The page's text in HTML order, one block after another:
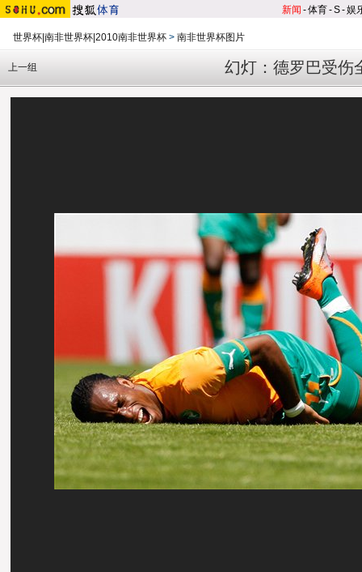
新闻 -体育-S-娱
世界杯|南非世界杯|2010南非世界杯 > 南非世界杯图片
幻灯：德罗巴受伤
上一组